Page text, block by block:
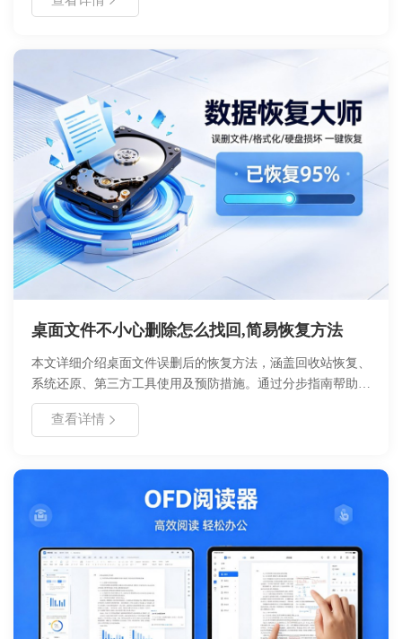
时间，并提供了具体的操作步骤与参数设置指南。通过对比不
略，同时提供了日常数据预防建议，旨在提升用户的数据安全
意识与操作能力，确保重要文件不因误删而永久丢失。
桌面文件不小心删除怎么找回,简易恢复方法
本文详细介绍桌面文件误删后的恢复方法，涵盖回收站恢复、
系统还原、第三方工具使用及预防措施。通过分步指南帮助用
户快速定位问题根源，掌握不同场景下的应对策略，强调及时
备份与数据保护的重要性。
查看详情